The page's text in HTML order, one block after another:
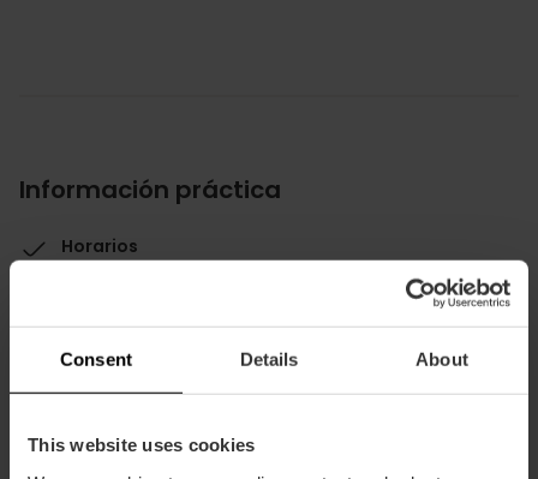
Consent Details About
This website uses cookies
Información práctica
Horarios